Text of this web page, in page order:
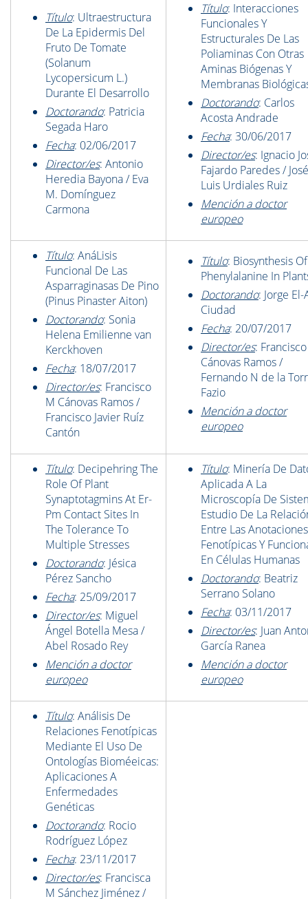
Título: Ultraestructura
De La Epidermis Del
Fruto De Tomate
(Solanum
Lycopersicum L.)
Durante El Desarrollo
Doctorando: Patricia
Segada Haro
Fecha: 02/06/2017
Director/es: Antonio
Heredia Bayona /Eva
M. Domínguez
Carmona
Título: Interacciones
Funcionales Y
Estructurales De Las
Poliaminas Con Otras
Aminas Biógenas Y
Membranas
Doctorando: Carlos
Acosta Andrade
Fecha: 30/06/2017
Director/es: Ignacio
Fajardo Paredes / José
Luis Urdiales Ruiz
Mención a doctor
europeo
Título: AnáLisis
Funcional De Las
Asparraginasas De Pino
(Pinus Pinaster Aiton)
Doctorando: Sonia
Helena Emilienne van
Kerckhoven
Fecha: 18/07/2017
Director/es: Francisco
M Cánovas Ramos /
Francisco Javier Ruíz
Cantón
Título: Biosynthesis Of
Phenylalanine In
Doctorando: Jorge El-
Ciudad
Fecha: 20/07/2017
Director/es:
Cánovas Ramos /
Fernando N de la
Fazio
Mención a doctor
europeo
Título: Decipehring The
Role Of Plant
Synaptotagmins At Er-
Pm Contact Sites In
The Tolerance To
Multiple Stresses
Doctorando: Jésica
Pérez Sancho
Fecha: 25/09/2017
Director/es: Miguel
Ángel Botella Mesa /
Abel Rosado Rey
Mención a doctor
europeo
Título: Minería De
Aplicada A La
Microscopía De
Estudio De La
Entre Las Anotaciones
Fenotípicas Y
En Células Humanas
Doctorando: Beatriz
Serrano Solano
Fecha: 03/11/2017
Director/es: Juan
García Ranea
Mención a doctor
europeo
Título: Análisis De
Relaciones Fenotípicas
Mediante El Uso De
Ontologías Bioméeicas:
Aplicaciones A
Enfermedades
Genéticas
Doctorando: Rocio
Rodríguez López
Fecha: 23/11/2017
Director/es: Francisca
M Sánchez Jiménez /